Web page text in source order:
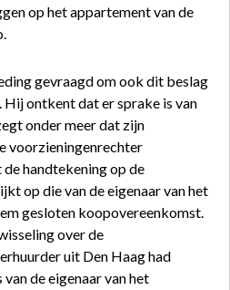
op het appartement van de
gevraagd om ook dit beslag
ontkent dat er sprake is van
onder meer dat zijn
voorzieningenrechter
handtekening op de
op die van de eigenaar van het
gesloten koopovereenkomst.
over de
uit Den Haag had
de eigenaar van het